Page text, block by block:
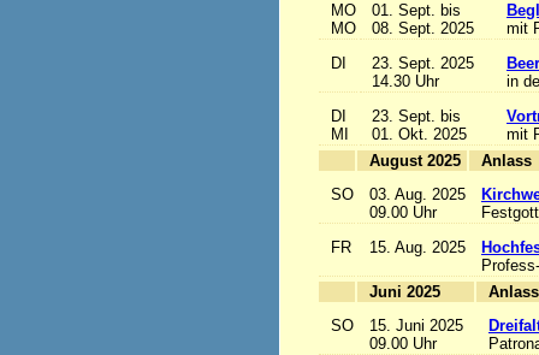
MO
MO
01. Sept. bis
08. Sept. 2025
mit
DI
23. Sept. 2025
14.30 Uhr
in
DI
MI
23. Sept. bis
01. Okt. 2025
mit
August 2025
SO
03. Aug. 2025
09.00 Uhr
FR
15. Aug. 2025
Juni 2025
SO
15. Juni 2025
09.00 Uhr